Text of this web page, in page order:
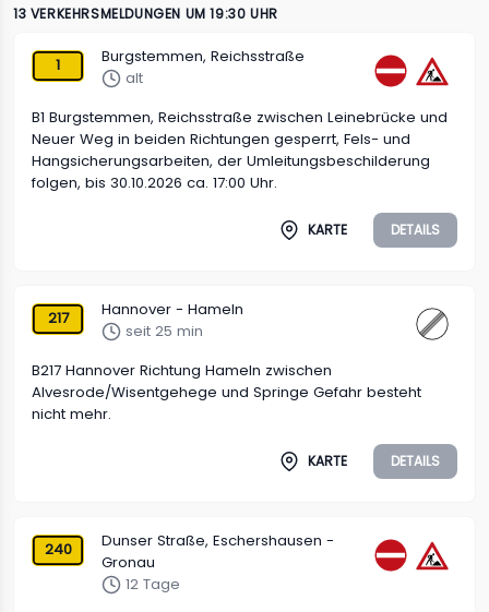
13 VERKEHRSMELDUNGEN UM 19:30 UHR
1
Burgstemmen, Reichsstraße
alt
B1 Burgstemmen, Reichsstraße zwischen Leinebrücke und
Neuer Weg in beiden Richtungen gesperrt, Fels- und
Hangsicherungsarbeiten, der Umleitungsbeschilderung
folgen, bis 30.10.2026 ca. 17:00 Uhr.
KARTE DETAILS
217
Hannover - Hameln
seit 25 min
B217 Hannover Richtung Hameln zwischen
Alvesrode/Wisentgehege und Springe Gefahr besteht
nicht mehr.
KARTE DETAILS
240
Dunser Straße, Eschershausen -
Gronau
12 Tage